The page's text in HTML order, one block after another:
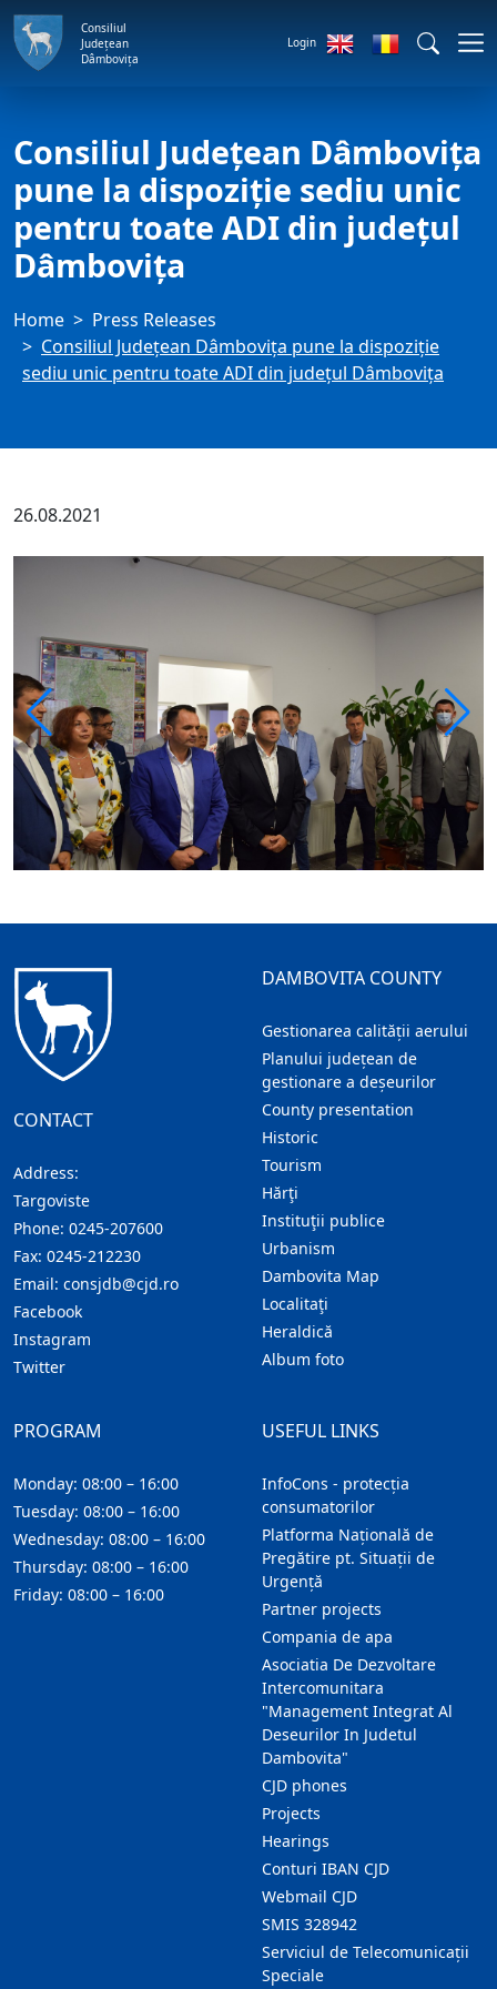
Consiliul
Județean
Dâmbovița
Login
Consiliul Județean Dâmbovița
pune la dispoziție sediu unic
pentru toate ADI din județul
Dâmbovița
Home
Press Releases
Consiliul Județean Dâmbovița pune la dispoziție
sediu unic pentru toate ADI din județul Dâmbovița
26.08.2021
CONTACT
Address:
Targoviste
Phone: 0245-207600
Fax: 0245-212230
Email: consjdb@cjd.ro
Facebook
Instagram
Twitter
DAMBOVITA COUNTY
Gestionarea calității aerului
Planului județean de
gestionare a deșeurilor
County presentation
Historic
Tourism
Hărţi
Instituţii publice
Urbanism
Dambovita Map
Localitaţi
Heraldică
Album foto
USEFUL LINKS
InfoCons - protecția
consumatorilor
Platforma Națională de
Pregătire pt. Situații de
Urgență
Partner projects
Compania de apa
Asociatia De Dezvoltare
Intercomunitara
"Management Integrat Al
Deseurilor In Judetul
Dambovita"
CJD phones
Projects
Hearings
Conturi IBAN CJD
Webmail CJD
SMIS 328942
Serviciul de Telecomunicații
Speciale
PROGRAM
Monday: 08:00 – 16:00
Tuesday: 08:00 – 16:00
Wednesday: 08:00 – 16:00
Thursday: 08:00 – 16:00
Friday: 08:00 – 16:00